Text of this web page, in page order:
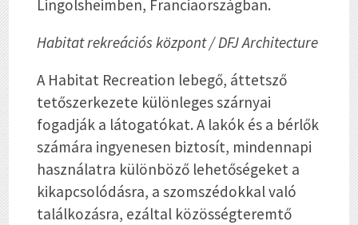
Lingolsheimben, Franciaországban.
Habitat rekreációs központ / DFJ Architecture
A Habitat Recreation lebegő, áttetsző
tetőszerkezete különleges ​​szárnyai
fogadják a látogatókat. A lakók és a bérlők
számára ingyenesen biztosít, mindennapi
használatra különböző lehetőségeket a
kikapcsolódásra, a szomszédokkal való
találkozásra, ezáltal közösségteremtő